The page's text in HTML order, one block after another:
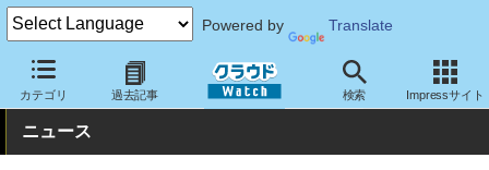
Powered by Translate
カテゴリ 過去記事 検索 Impressサイト
クラウド Watch トピック 導入事例 その他
ニュース